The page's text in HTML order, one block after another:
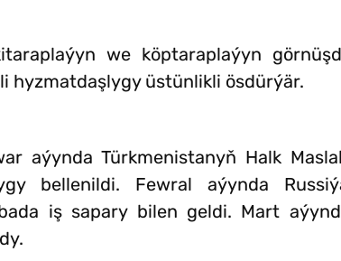
we köptaraplaýyn
hyzmatdaşlygy üstünlikli ösdürýär.
aýynda Türkmenistanyň Halk
bellenildi. Fewral aýynda
iş sapary bilen geldi. Mart